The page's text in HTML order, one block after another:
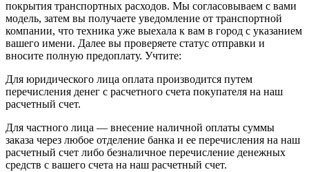
покрытия транспортных расходов. Мы согласовываем с вами
модель, затем вы получаете уведомление от транспортной
компании, что техника уже выехала к вам в город с указанием
вашего имени. Далее вы проверяете статус отправки и
вносите полную предоплату. Учтите:
Для юридического лица оплата производится путем
перечисления денег с расчетного счета покупателя на наш
расчетный счет.
Для частного лица — внесение наличной оплаты суммы
заказа через любое отделение банка и ее перечисления на наш
расчетный счет либо безналичное перечисление денежных
средств с вашего счета на наш расчетный счет.